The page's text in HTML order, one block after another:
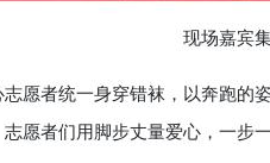
现场嘉宾集
者统一身穿错袜，以奔跑的
愿者们用脚步丈量爱心，一步